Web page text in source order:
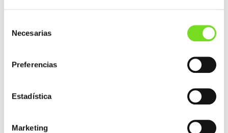
Necesarias
Preferencias
Estadística
Marketing
NAVEGACIÓN
Publicado el Boletín Técnico Nº1 Marzo 2026
FEAF celebra su Asamblea General en Bilbao y
analiza los retos de la fundición ante el nuevo